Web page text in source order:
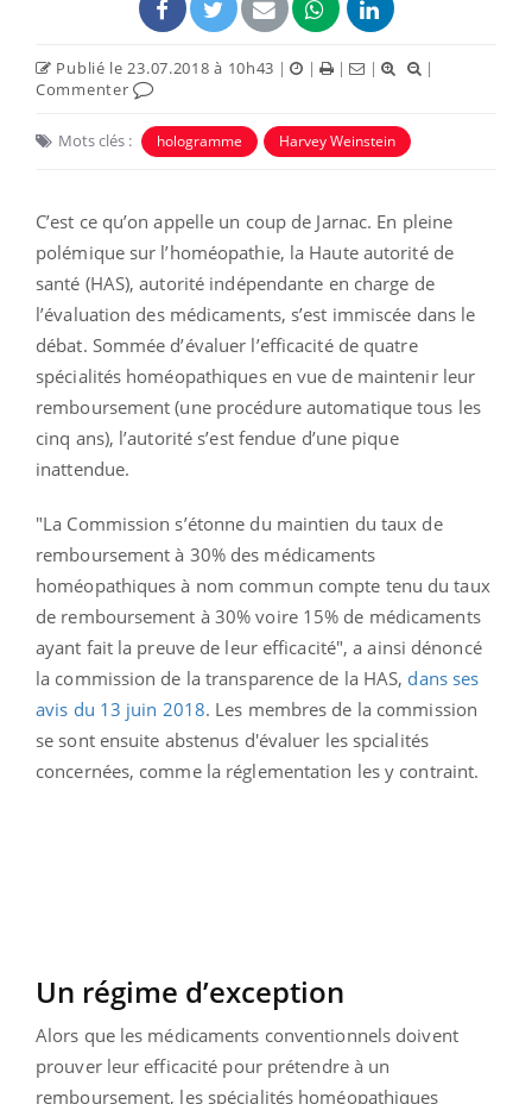
Publié le 23.07.2018 à 10h43 | | | |
|
Commenter
Mots clés : hologramme Harvey Weinstein
C’est ce qu’on appelle un coup de Jarnac. En pleine
polémique sur l’homéopathie, la Haute autorité de
santé (HAS), autorité indépendante en charge de
l’évaluation des médicaments, s’est immiscée dans le
débat. Sommée d’évaluer l’efficacité de quatre
spécialités homéopathiques en vue de maintenir leur
remboursement (une procédure automatique tous les
cinq ans), l’autorité s’est fendue d’une pique
inattendue.
"La Commission s’étonne du maintien du taux de
remboursement à 30% des médicaments
homéopathiques à nom commun compte tenu du taux
de remboursement à 30% voire 15% de médicaments
ayant fait la preuve de leur efficacité", a ainsi dénoncé
la commission de la transparence de la HAS, dans ses
avis du 13 juin 2018. Les membres de la commission
se sont ensuite abstenus d'évaluer les spcialités
concernées, comme la réglementation les y contraint.
Un régime d’exception
Alors que les médicaments conventionnels doivent
prouver leur efficacité pour prétendre à un
remboursement, les spécialités homéopathiques